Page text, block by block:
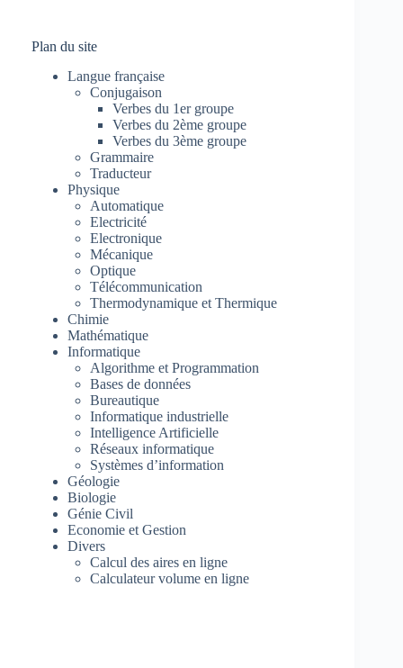
Plan du site
Langue française
Conjugaison
Verbes du 1er groupe
Verbes du 2ème groupe
Verbes du 3ème groupe
Grammaire
Traducteur
Physique
Automatique
Electricité
Electronique
Mécanique
Optique
Télécommunication
Thermodynamique et Thermique
Chimie
Mathématique
Informatique
Algorithme et Programmation
Bases de données
Bureautique
Informatique industrielle
Intelligence Artificielle
Réseaux informatique
Systèmes d’information
Géologie
Biologie
Génie Civil
Economie et Gestion
Divers
Calcul des aires en ligne
Calculateur volume en ligne